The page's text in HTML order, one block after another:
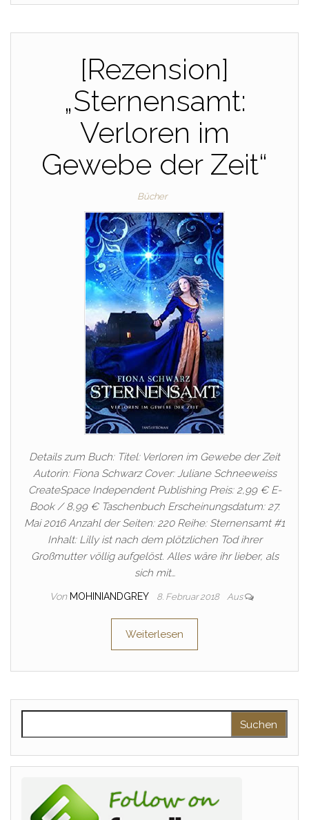
[Rezension]
„Sternensamt:
Verloren im
Gewebe der Zeit“
Bücher
Details zum Buch: Titel: Verloren im Gewebe der Zeit
Autorin: Fiona Schwarz Cover: Juliane Schneeweiss
CreateSpace Independent Publishing Preis: 2,99 € E-
Book / 8,99 € Taschenbuch Erscheinungsdatum: 27.
Mai 2016 Anzahl der Seiten: 220 Reihe: Sternensamt #1
Inhalt: Lilly ist nach dem plötzlichen Tod ihrer
Großmutter völlig aufgelöst. Alles wäre ihr lieber, als
sich mit…
Von MOHINIANDGREY 8. Februar 2018 Aus
Weiterlesen